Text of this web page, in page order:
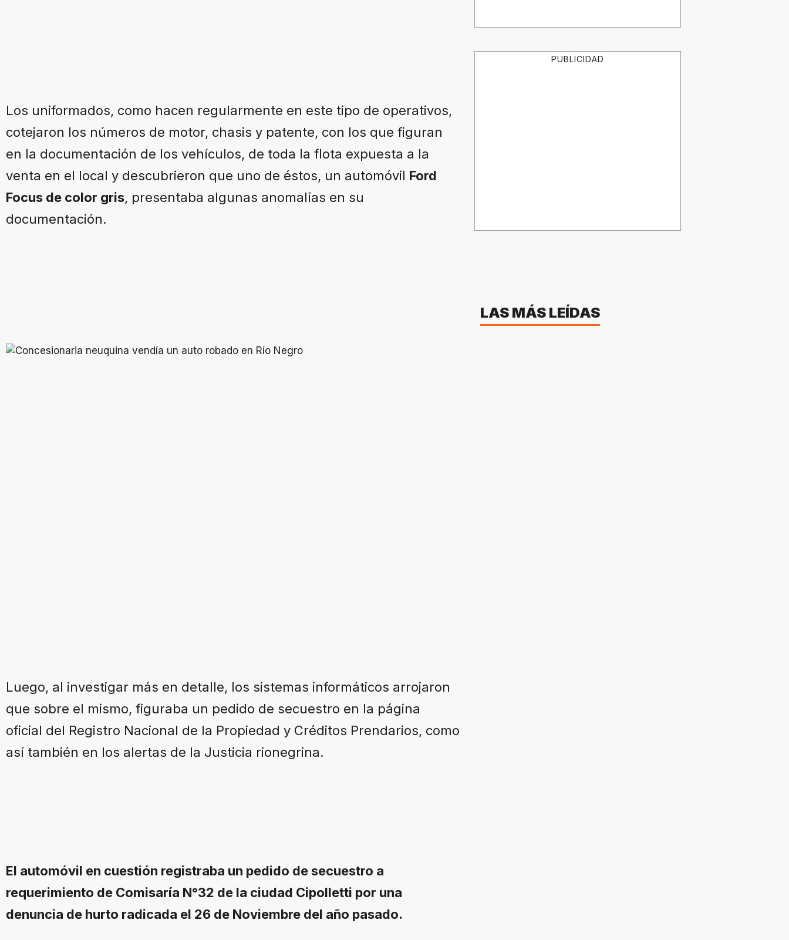
Los uniformados, como hacen regularmente en este tipo de operativos,
cotejaron los números de motor, chasis y patente, con los que figuran
en la documentación de los vehículos, de toda la flota expuesta a la
venta en el local y descubrieron que uno de éstos, un automóvil Ford
Focus de color gris, presentaba algunas anomalías en su
documentación.
Luego, al investigar más en detalle, los sistemas informáticos arrojaron
que sobre el mismo, figuraba un pedido de secuestro en la página
oficial del Registro Nacional de la Propiedad y Créditos Prendarios, como
así también en los alertas de la Justicia rionegrina.
El automóvil en cuestión registraba un pedido de secuestro a
requerimiento de Comisaría N°32 de la ciudad Cipolletti por una
denuncia de hurto radicada el 26 de Noviembre del año pasado.
PUBLICIDAD
LAS MÁS LEÍDAS